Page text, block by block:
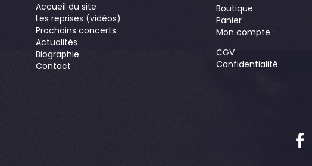
Accueil du site
Les reprises (vidéos)
Prochains concerts
Actualités
Biographie
Contact
Boutique
Panier
Mon compte
CGV
Confidentialité